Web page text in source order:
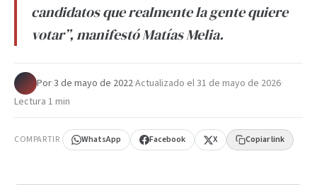
candidatos que realmente la gente quiere
votar”, manifestó Matías Melia.
Por·3 de mayo de 2022·Actualizado el31 de mayo de 2026·
Lectura 1 min
COMPARTIR WhatsApp Facebook X Copiar link